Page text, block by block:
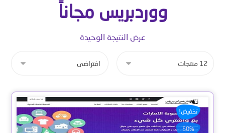
ووردبريس مجاناً
عرض النتيجة الوحيدة
تخفيض!
50%